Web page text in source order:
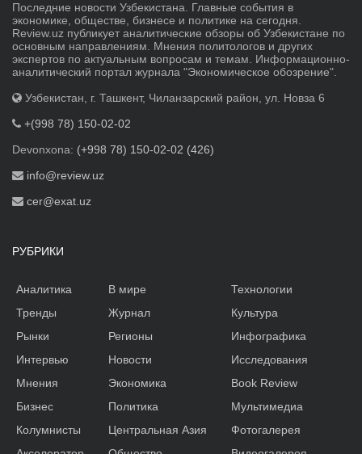
Последние новости Узбекистана. Главные события в
экономике, обществе, бизнесе и политике на сегодня.
Review.uz публикует аналитические обзоры об Узбекистане по
основным направлениям. Мнения политологов и других
экспертов по актуальным вопросам и темам. Информационно-
аналитический портал журнала "Экономическое обозрение".
Узбекистан, г. Ташкент, Чиланзарский район, ул. Новза 6
+(998 78) 150-02-02
Devonxona: (+998 78) 150-02-02 (426)
info@review.uz
cer@exat.uz
РУБРИКИ
Аналитика
Тренды
Рынки
Интервью
Мнения
Бизнес
Колумнисты
В мире
Журнал
Регионы
Новости
Экономика
Политика
Центральная Азия
Технологии
Культура
Инфографика
Исследования
Book Review
Мультимедиа
Фотогалерея